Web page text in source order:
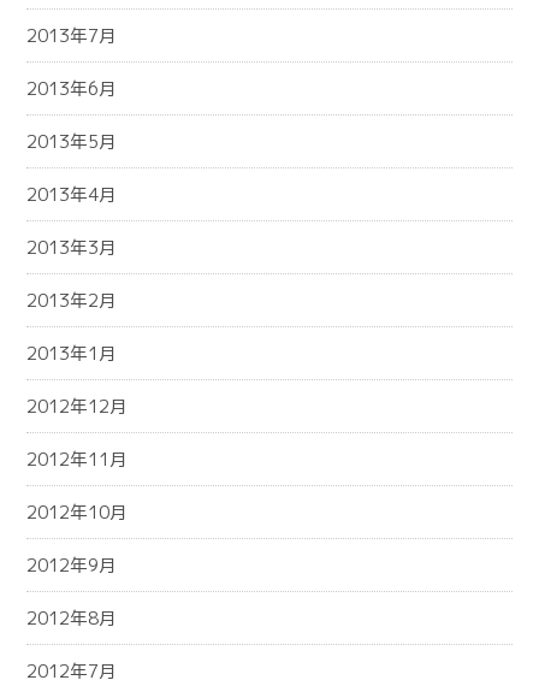
2013年7月
2013年6月
2013年5月
2013年4月
2013年3月
2013年2月
2013年1月
2012年12月
2012年11月
2012年10月
2012年9月
2012年8月
2012年7月